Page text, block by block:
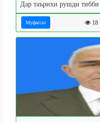
Дар таърихи рушди тибби
Муфассал 18